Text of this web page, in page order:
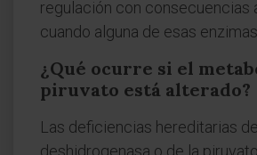
regulación con consecuencias
cuando alguna de esas
¿Qué ocurre si el
piruvato está alterado?
Las deficiencias hereditarias
deshidrogenasa o de la